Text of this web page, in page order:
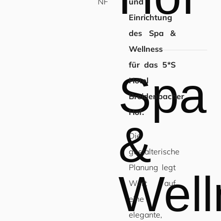
Spa
&
Einrichtung
des Spa &
Wellness
für das 5*S
Hotel
Breidenbacher
Hof.
Die
gestalterische
Planung legt
Wert auf
eine
elegante,